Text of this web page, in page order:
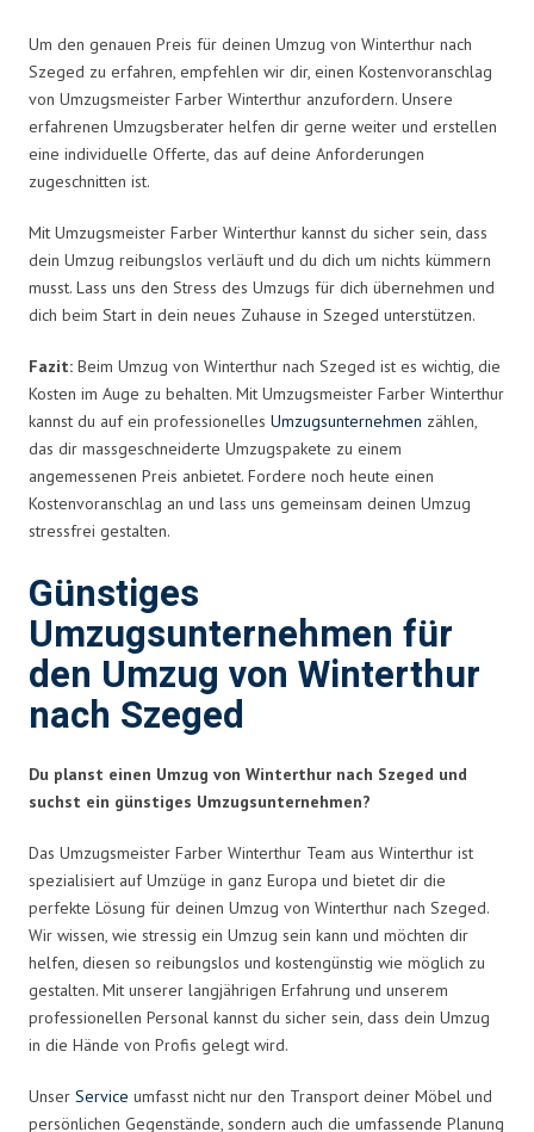
Um den genauen Preis für deinen Umzug von Winterthur nach
Szeged zu erfahren, empfehlen wir dir, einen Kostenvoranschlag
von Umzugsmeister Farber Winterthur anzufordern. Unsere
erfahrenen Umzugsberater helfen dir gerne weiter und erstellen
eine individuelle Offerte, das auf deine Anforderungen
zugeschnitten ist.
Mit Umzugsmeister Farber Winterthur kannst du sicher sein, dass
dein Umzug reibungslos verläuft und du dich um nichts kümmern
musst. Lass uns den Stress des Umzugs für dich übernehmen und
dich beim Start in dein neues Zuhause in Szeged unterstützen.
Fazit: Beim Umzug von Winterthur nach Szeged ist es wichtig, die
Kosten im Auge zu behalten. Mit Umzugsmeister Farber Winterthur
kannst du auf ein professionelles Umzugsunternehmen zählen,
das dir massgeschneiderte Umzugspakete zu einem
angemessenen Preis anbietet. Fordere noch heute einen
Kostenvoranschlag an und lass uns gemeinsam deinen Umzug
stressfrei gestalten.
Günstiges
Umzugsunternehmen für
den Umzug von Winterthur
nach Szeged
Du planst einen Umzug von Winterthur nach Szeged und
suchst ein günstiges Umzugsunternehmen?
Das Umzugsmeister Farber Winterthur Team aus Winterthur ist
spezialisiert auf Umzüge in ganz Europa und bietet dir die
perfekte Lösung für deinen Umzug von Winterthur nach Szeged.
Wir wissen, wie stressig ein Umzug sein kann und möchten dir
helfen, diesen so reibungslos und kostengünstig wie möglich zu
gestalten. Mit unserer langjährigen Erfahrung und unserem
professionellen Personal kannst du sicher sein, dass dein Umzug
in die Hände von Profis gelegt wird.
Unser Service umfasst nicht nur den Transport deiner Möbel und
persönlichen Gegenstände, sondern auch die umfassende Planung